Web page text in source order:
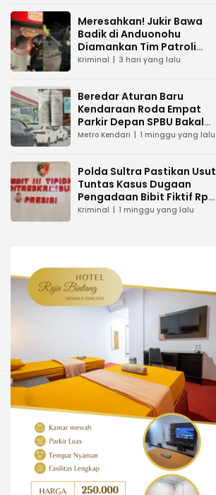
Meresahkan! Jukir Bawa
Badik di Anduonohu
Diamankan Tim Patroli
Polresta Kendari
Kriminal 3 hari yang lalu
Beredar Aturan Baru
Kendaraan Roda Empat
Parkir Depan SPBU Bakal
Dikenakan Pungutan Karcis
Metro Kendari 1 minggu yang lalu
Polda Sultra Pastikan Usut
Tuntas Kasus Dugaan
Pengadaan Bibit Fiktif Rp
26 Miliar
Kriminal 1 minggu yang lalu